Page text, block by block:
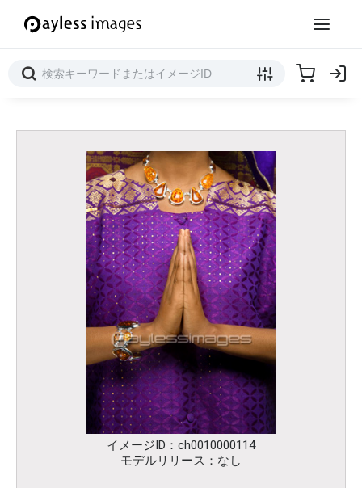
イメージID：ch0010000114
モデルリリース：なし